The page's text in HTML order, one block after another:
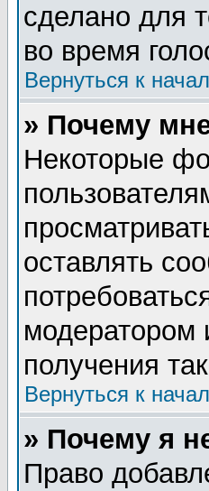
сделано для
во время
Вернуться к
» Почему
Некоторые
оставлять
модератором
получения
Вернуться к
» Почему я
Право